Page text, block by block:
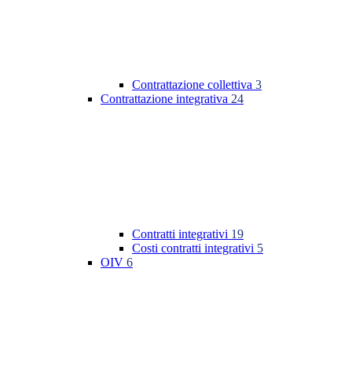
Contrattazione collettiva 3
Contrattazione integrativa 24
Contratti integrativi 19
Costi contratti integrativi 5
OIV 6